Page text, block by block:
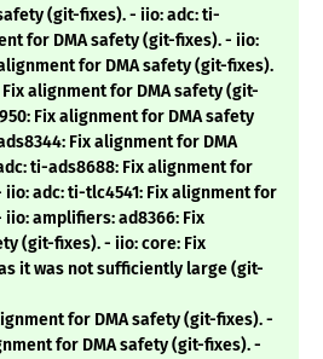
(git-fixes). - iio: adc: ti-
for DMA safety (git-fixes). - iio:
for DMA safety (git-fixes).
alignment for DMA safety (git-
Fix alignment for DMA safety
Fix alignment for DMA
ti-ads8688: Fix alignment for
iio: adc: ti-tlc4541: Fix alignment for
amplifiers: ad8366: Fix
(git-fixes). - iio: core: Fix
as it was not sufficiently large (git-
for DMA safety (git-fixes). -
for DMA safety (git-fixes). -